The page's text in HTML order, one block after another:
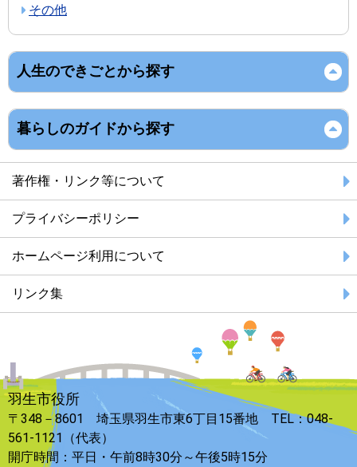
その他
人生のできごとから探す
暮らしのガイドから探す
著作権・リンク等について
プライバシーポリシー
ホームページ利用について
リンク集
羽生市役所
〒348－8601 埼玉県羽生市東6丁目15番地 TEL：048-
561-1121（代表）
開庁時間：平日・午前8時30分～午後5時15分